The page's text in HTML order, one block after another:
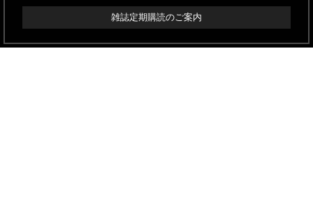
雑誌定期購読のご案内